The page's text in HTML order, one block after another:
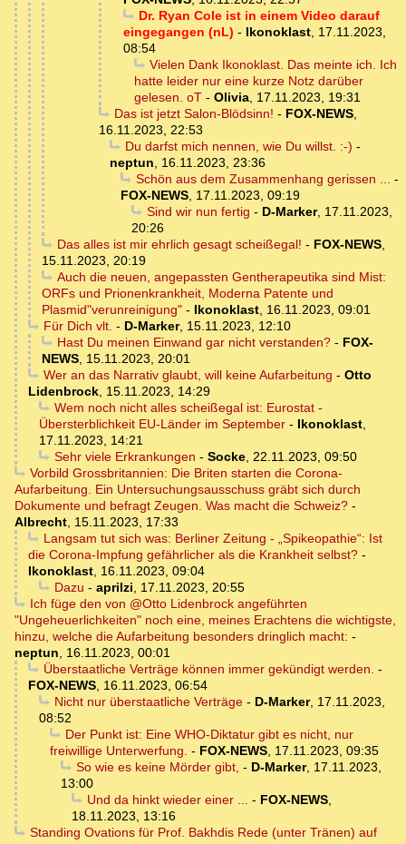
Dr. Ryan Cole ist in einem Video darauf
eingegangen (nL) - Ikonoklast, 17.11.2023,
08:54
Vielen Dank Ikonoklast. Das meinte ich. Ich
hatte leider nur eine kurze Notz darüber
gelesen. oT - Olivia, 17.11.2023, 19:31
Das ist jetzt Salon-Blödsinn! - FOX-NEWS,
16.11.2023, 22:53
Du darfst mich nennen, wie Du willst. :-) -
neptun, 16.11.2023, 23:36
Schön aus dem Zusammenhang gerissen ... -
FOX-NEWS, 17.11.2023, 09:19
Sind wir nun fertig - D-Marker, 17.11.2023,
20:26
Das alles ist mir ehrlich gesagt scheißegal! - FOX-NEWS,
15.11.2023, 20:19
Auch die neuen, angepassten Gentherapeutika sind Mist:
ORFs und Prionenkrankheit, Moderna Patente und
Plasmid"verunreinigung" - Ikonoklast, 16.11.2023, 09:01
Für Dich vlt. - D-Marker, 15.11.2023, 12:10
Hast Du meinen Einwand gar nicht verstanden?- FOX-
NEWS, 15.11.2023, 20:01
Wer an das Narrativ glaubt, will keine Aufarbeitung - Otto
Lidenbrock, 15.11.2023, 14:29
Wem noch nicht alles scheißegal ist: Eurostat -
Übersterblichkeit EU-Länder im September - Ikonoklast,
17.11.2023, 14:21
Sehr viele Erkrankungen - Socke, 22.11.2023, 09:50
Vorbild Grossbritannien: Die Briten starten die Corona-
Aufarbeitung. Ein Untersuchungsausschuss gräbt sich durch
Dokumente und befragt Zeugen. Was macht die Schweiz? -
Albrecht, 15.11.2023, 17:33
Langsam tut sich was: Berliner Zeitung - „Spikeopathie“: Ist
die Corona-Impfung gefährlicher als die Krankheit selbst? -
Ikonoklast, 16.11.2023, 09:04
Dazu - aprilzi, 17.11.2023, 20:55
Ich füge den von @Otto Lidenbrock angeführten
"Ungeheuerlichkeiten" noch eine, meines Erachtens die wichtigste,
hinzu, welche die Aufarbeitung besonders dringlich macht: -
neptun, 16.11.2023, 00:01
Überstaatliche Verträge können immer gekündigt werden. -
FOX-NEWS, 16.11.2023, 06:54
Nicht nur überstaatliche Verträge- D-Marker, 17.11.2023,
08:52
Der Punkt ist: Eine WHO-Diktatur gibt es nicht, nur
freiwillige Unterwerfung. - FOX-NEWS, 17.11.2023, 09:35
So wie es keine Mörder gibt, - D-Marker, 17.11.2023,
13:00
Und da hinkt wieder einer ... - FOX-NEWS,
18.11.2023, 13:16
Standing Ovations für Prof. Bakhdis Rede (unter Tränen) auf